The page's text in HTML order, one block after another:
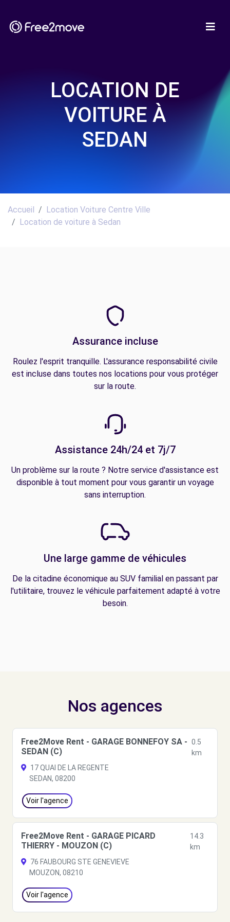
LOCATION DE
VOITURE À
SEDAN
Accueil
Location Voiture Centre Ville
Location de voiture à Sedan
Assurance incluse
Roulez l'esprit tranquille. L'assurance responsabilité civile
est incluse dans toutes nos locations pour vous protéger
sur la route.
Assistance 24h/24 et 7j/7
Un problème sur la route ? Notre service d'assistance est
disponible à tout moment pour vous garantir un voyage
sans interruption.
Une large gamme de véhicules
De la citadine économique au SUV familial en passant par
l'utilitaire, trouvez le véhicule parfaitement adapté à votre
besoin.
Nos agences
Free2Move Rent - GARAGE BONNEFOY SA -
SEDAN (C)
0.5
km
17 QUAI DE LA REGENTE
SEDAN, 08200
Voir l'agence
Free2Move Rent - GARAGE PICARD
THIERRY - MOUZON (C)
14.3
km
76 FAUBOURG STE GENEVIEVE
MOUZON, 08210
Voir l'agence